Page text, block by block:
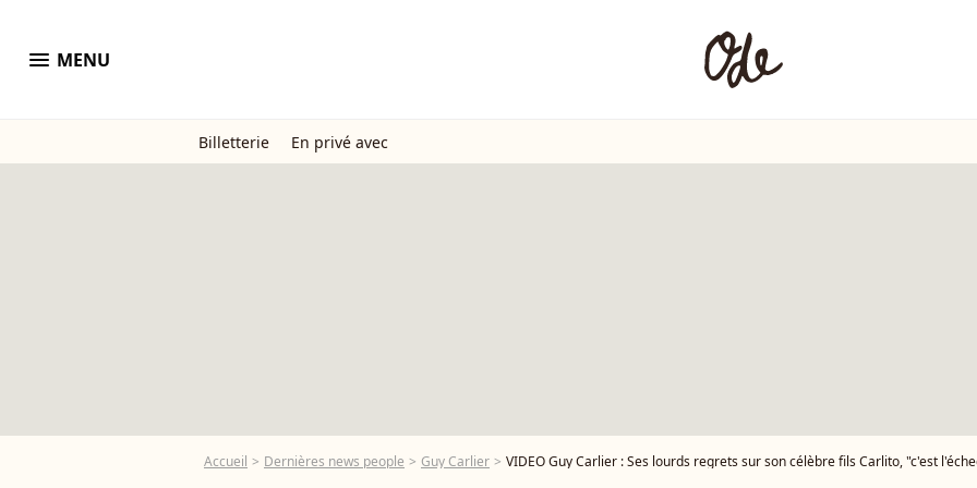
menu MENU
Billetterie En privé avec
Accueil Dernières news people Guy Carlier VIDEO Guy Carlier : Ses lourds regrets sur son célèbre fils Carlito, "c'est